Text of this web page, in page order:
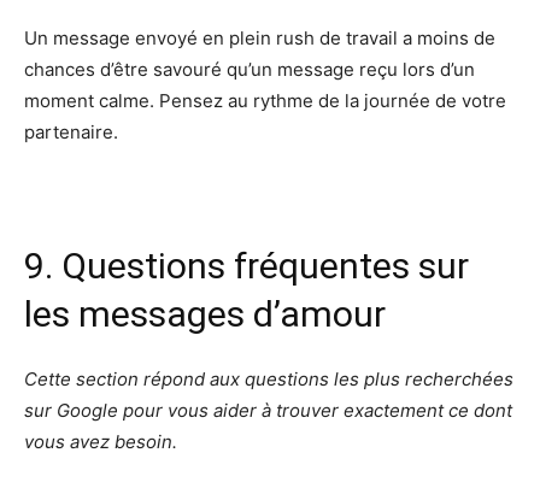
Un message envoyé en plein rush de travail a moins de
chances d’être savouré qu’un message reçu lors d’un
moment calme. Pensez au rythme de la journée de votre
partenaire.
9. Questions fréquentes sur
les messages d’amour
Cette section répond aux questions les plus recherchées
sur Google pour vous aider à trouver exactement ce dont
vous avez besoin.